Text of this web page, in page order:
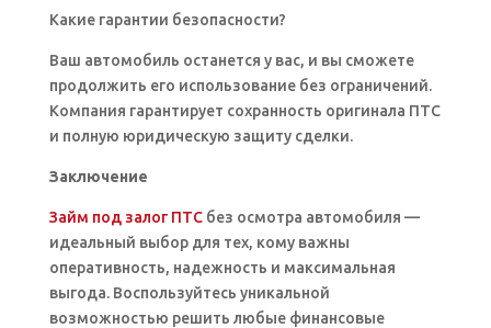
Какие гарантии безопасности?
Ваш автомобиль останется у вас, и вы сможете
продолжить его использование без ограничений.
Компания гарантирует сохранность оригинала ПТС
и полную юридическую защиту сделки.
Заключение
Займ под залог ПТСбез осмотра автомобиля —
идеальный выбор для тех, кому важны
оперативность, надежность и максимальная
выгода. Воспользуйтесь уникальной
возможностью решить любые финансовые